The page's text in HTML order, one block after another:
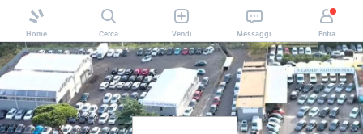
Home Cerca Vendi Messaggi Entra